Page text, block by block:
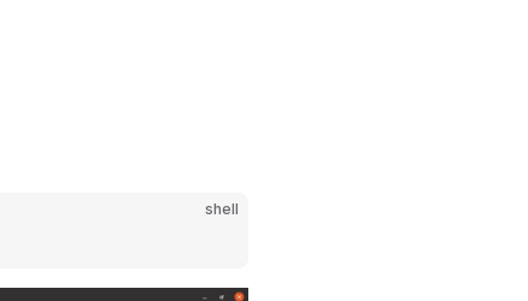
shell